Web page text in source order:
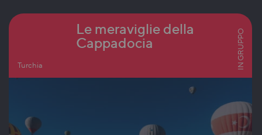
Turchia
Le meraviglie della
Cappadocia
IN GRUPPO